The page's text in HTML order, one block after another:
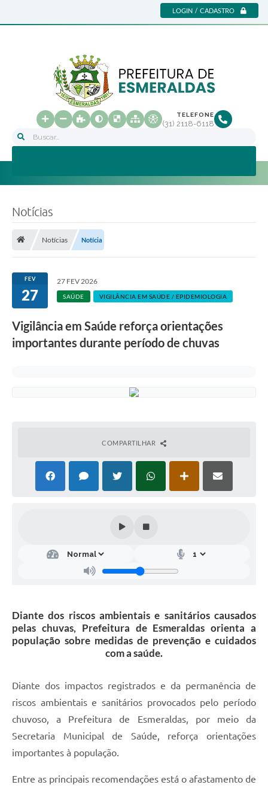
LOGIN / CADASTRO
Buscar...
TELEFONE
(31) 2118-6118
Notícias
Notícias Notícia
FEV
27
27 FEV 2026
SAÚDE VIGILÂNCIA EM SAÚDE / EPIDEMIOLOGIA
Vigilância em Saúde reforça orientações
importantes durante período de chuvas
COMPARTILHAR
Diante dos riscos ambientais e sanitários causados
pelas chuvas, Prefeitura de Esmeraldas orienta a
população sobre medidas de prevenção e cuidados
com a saúde.
Diante dos impactos registrados e da permanência de
riscos ambientais e sanitários provocados pelo período
chuvoso, a Prefeitura de Esmeraldas, por meio da
Secretaria Municipal de Saúde, reforça orientações
importantes à população.
Entre as principais recomendações está o afastamento de